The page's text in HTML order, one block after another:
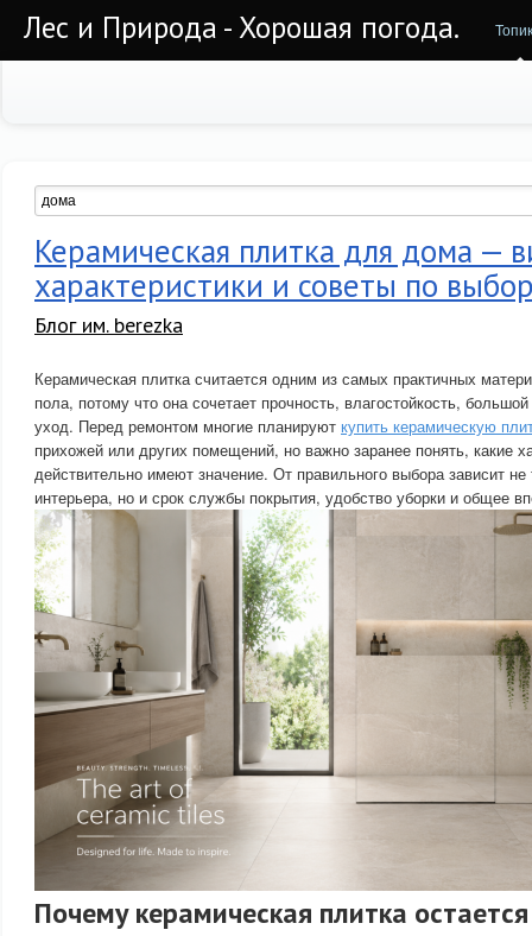
Лес и Природа - Хорошая погода.
Керамическая плитка для дома —
характеристики и советы по
Блог им. berezka
Керамическая плитка считается одним из самых практичных
пола, потому что она сочетает прочность, влагостойкость,
уход. Перед ремонтом многие планируют купить керамическую
прихожей или других помещений, но важно заранее понять, какие
действительно имеют значение. От правильного выбора зависит
интерьера, но и срок службы покрытия, удобство уборки и общее
Почему керамическая плитка